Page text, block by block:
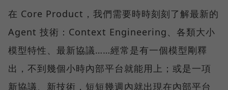
在 Core Product，我們需要時時刻刻了解最新的
Agent 技術：Context Engineering、各類大小
模型特性、最新協議……經常是有一個模型剛釋
出，不到幾個小時內部平台就能用上；或是一項
新協議、新技術，短短幾週內就出現在內部平台